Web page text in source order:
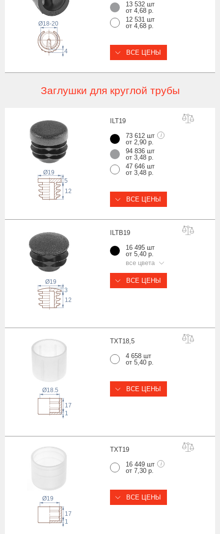
4
Ø18-20
13 532 шт
от 4,68 р.
12 531 шт
от 4,68 р.
ВСЕ ЦЕНЫ
Заглушки для круглой трубы
ILT19
5
12
Ø19
73 612 шт i
от 2,90 р.
94 836 шт
от 3,48 р.
47 646 шт
от 3,48 р.
ВСЕ ЦЕНЫ
ILTB19
Ø19
12
3
16 495 шт
от 5,40 р.
все цвета
ВСЕ ЦЕНЫ
TXT18,5
17
Ø18.5
1
4 658 шт
от 5,40 р.
ВСЕ ЦЕНЫ
TXT19
17
Ø19
1
16 449 шт i
от 7,30 р.
ВСЕ ЦЕНЫ